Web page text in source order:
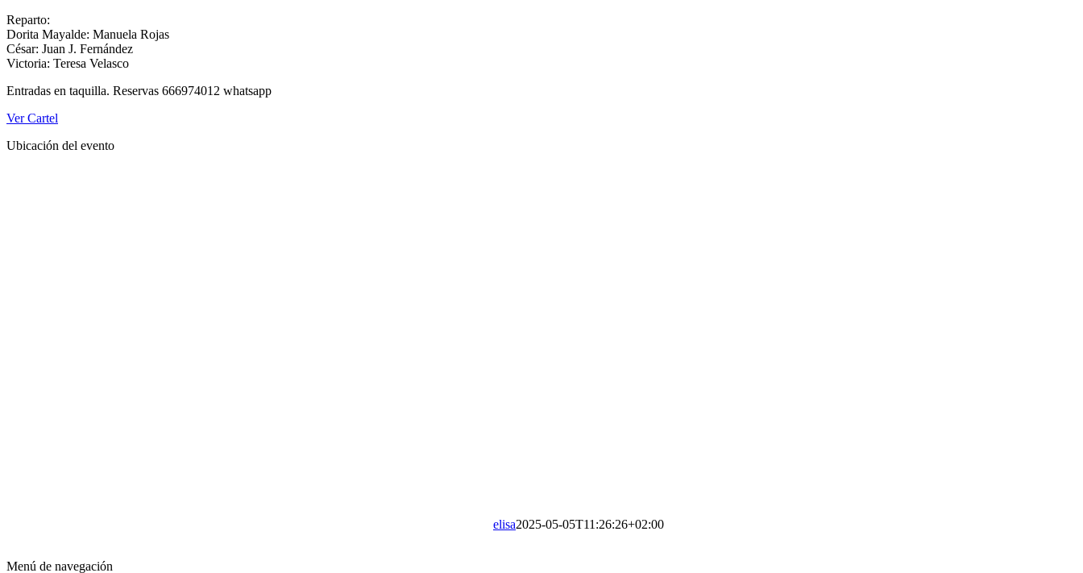
Reparto:
Dorita Mayalde: Manuela Rojas
César: Juan J. Fernández
Victoria: Teresa Velasco
Entradas en taquilla. Reservas 666974012 whatsapp
Ver Cartel
Ubicación del evento
elisa2025-05-05T11:26:26+02:00
Menú de navegación